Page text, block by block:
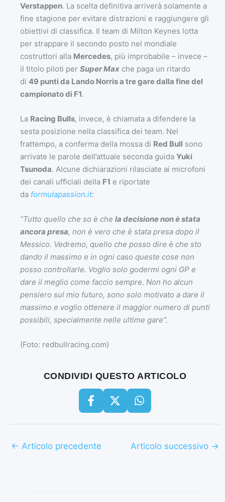
Verstappen. La scelta definitiva arriverà solamente a
fine stagione per evitare distrazioni e raggiungere gli
obiettivi di classifica. Il team di Milton Keynes lotta
per strappare il secondo posto nel mondiale
costruttori alla Mercedes, più improbabile – invece –
il titolo piloti per Super Max che paga un ritardo
di 49 punti da Lando Norris a tre gare dalla fine del
campionato di F1.
La Racing Bulls, invece, è chiamata a difendere la
sesta posizione nella classifica dei team. Nel
frattempo, a conferma della mossa di Red Bull sono
arrivate le parole dell’attuale seconda guida Yuki
Tsunoda. Alcune dichiarazioni rilasciate ai microfoni
dei canali ufficiali della F1 e riportate
da formulapassion.it:
“Tutto quello che so è che la decisione non è stata
ancora presa, non è vero che è stata presa dopo il
Messico. Vedremo, quello che posso dire è che sto
dando il massimo e in ogni caso queste cose non
posso controllarle. Voglio solo godermi ogni GP e
dare il meglio come faccio sempre. Non ho alcun
pensiero sul mio futuro, sono solo motivato a dare il
massimo e voglio ottenere il maggior numero di punti
possibili, specialmente nelle ultime gare”.
(Foto: redbullracing.com)
CONDIVIDI QUESTO ARTICOLO
← Articolo precedente Articolo successivo →